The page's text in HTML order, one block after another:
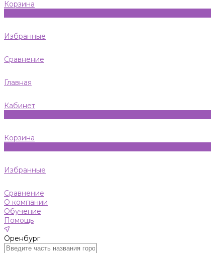
Корзина
Избранные
Сравнение
Главная
Кабинет
Корзина
Избранные
Сравнение
О компании
Обучение
Помощь
Оренбург